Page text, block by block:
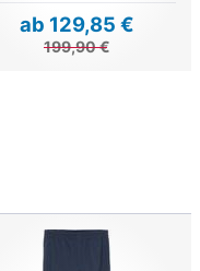
ab 129,85 €
199,90 €